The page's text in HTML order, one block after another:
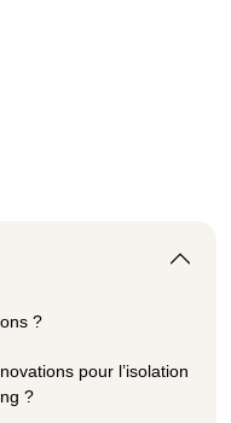
?
pour l’isolation
?